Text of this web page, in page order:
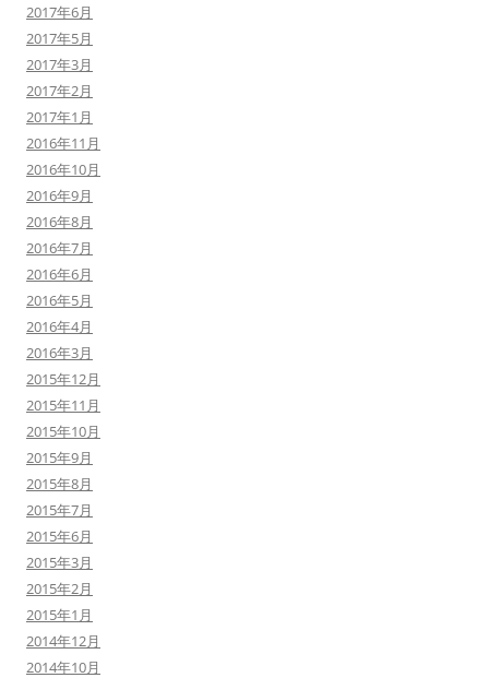
2017年6月
2017年5月
2017年3月
2017年2月
2017年1月
2016年11月
2016年10月
2016年9月
2016年8月
2016年7月
2016年6月
2016年5月
2016年4月
2016年3月
2015年12月
2015年11月
2015年10月
2015年9月
2015年8月
2015年7月
2015年6月
2015年3月
2015年2月
2015年1月
2014年12月
2014年10月